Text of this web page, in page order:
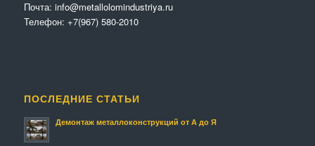
Почта: info@metallolomindustriya.ru
Телефон: +7(967) 580-2010
ПОСЛЕДНИЕ СТАТЬИ
Демонтаж металлоконструкций от А до Я